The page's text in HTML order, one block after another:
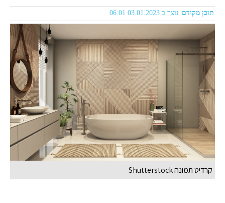
תוכן מקודם נוצר ב 03.01.2023 06:01
קרדיט תמונה Shutterstock